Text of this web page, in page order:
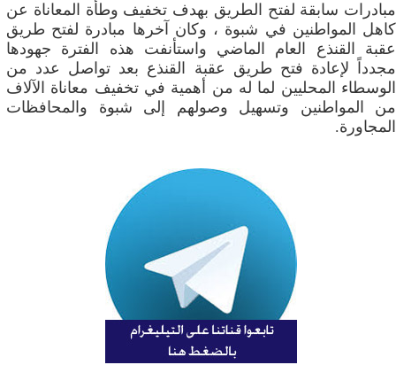
مبادرات سابقة لفتح الطريق بهدف تخفيف وطأة المعاناة عن
كاهل المواطنين في شبوة ، وكان آخرها مبادرة لفتح طريق
عقبة القنذع العام الماضي واستأنفت هذه الفترة جهودها
مجدداً لإعادة فتح طريق عقبة القنذع بعد تواصل عدد من
الوسطاء المحليين لما له من أهمية في تخفيف معاناة الآلاف
من المواطنين وتسهيل وصولهم إلى شبوة والمحافظات
المجاورة.